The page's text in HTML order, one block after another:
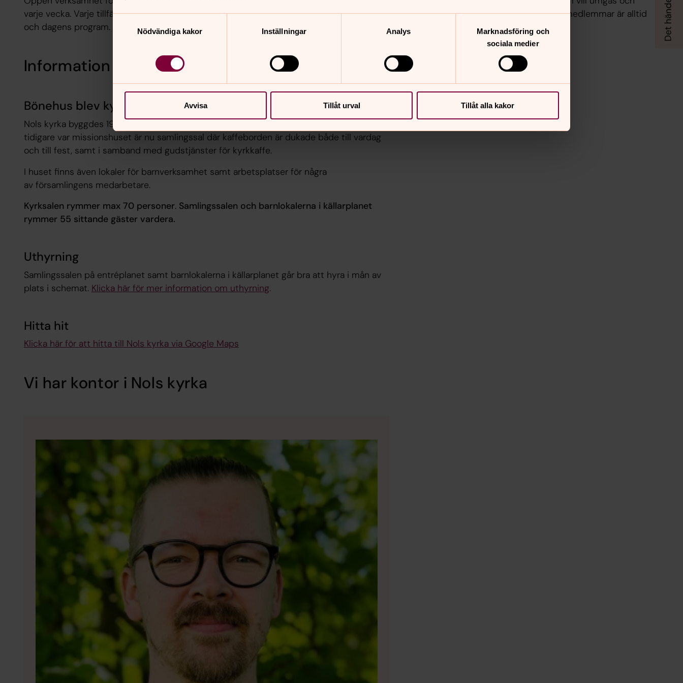
Samtyckesval
Nödvändiga kakor
Inställningar Analys
Marknadsföring och
sociala medier
Avvisa Tillåt urval Tillåt alla kakor
varje vecka. Varje tillfälle börjar med middagsbön och sedan fikagemenskap
och dagens program.
sjunga tillsammans. Här krävs inga förkunskaper. Nya medlemmar är alltid
Information om kyrkan
Bönehus blev kyrka
Nols kyrka byggdes 1987 med det gamla missionshuset som stomme. Den del som
tidigare var missionshuset är nu samlingssal där kaffeborden är dukade både till vardag
och till fest, samt i samband med gudstjänster för kyrkkaffe.
I huset finns även lokaler för barnverksamhet samt arbetsplatser för några
av församlingens medarbetare.
Kyrksalen rymmer max 70 personer. Samlingssalen och barnlokalerna i källarplanet
rymmer 55 sittande gäster vardera.
Uthyrning
Samlingssalen på entréplanet samt barnlokalerna i källarplanet går bra att hyra i mån av
plats i schemat. Klicka här för mer information om uthyrning.
Hitta hit
Klicka här för att hitta till Nols kyrka via Google Maps
Vi har kontor i Nols kyrka